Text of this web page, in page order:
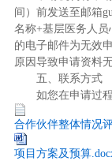
间）前发送至邮箱
名称+基层医务人
的电子邮件为无效
原因导致申请资料
五、联系方式
如您在申请过
合作伙伴整体情况
项目方案及预算